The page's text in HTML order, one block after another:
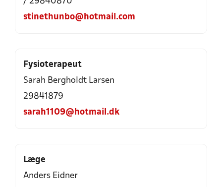
stinethunbo@hotmail.com
Fysioterapeut
Sarah Bergholdt Larsen
29841879
sarah1109@hotmail.dk
Læge
Anders Eidner